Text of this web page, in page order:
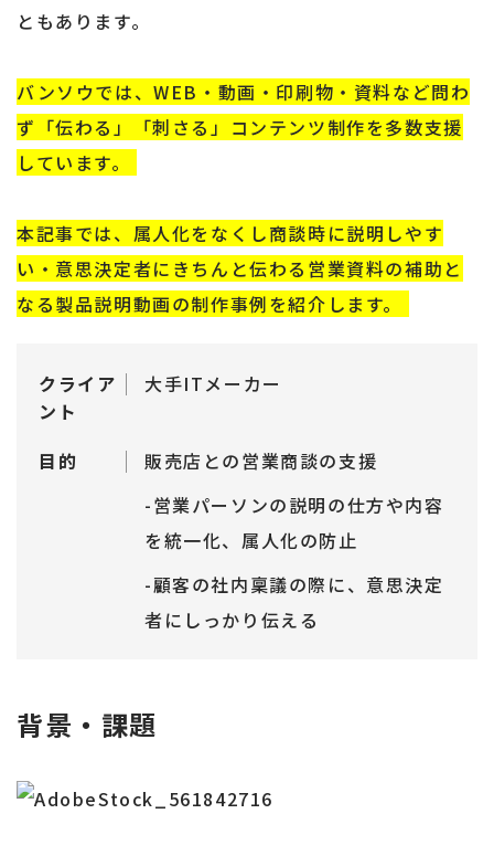
ともあります。
バンソウでは、WEB・動画・印刷物・資料など問わ
ず「伝わる」「刺さる」コンテンツ制作を多数支援
しています。
本記事では、属人化をなくし商談時に説明しやす
い・意思決定者にきちんと伝わる営業資料の補助と
なる製品説明動画の制作事例を紹介します。
クライア
ント
大手ITメーカー
目的
販売店との営業商談の支援
-営業パーソンの説明の仕方や内容
を統一化、属人化の防止
-顧客の社内稟議の際に、意思決定
者にしっかり伝える
背景・課題